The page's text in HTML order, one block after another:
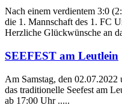
Nach einem verdientem 3:0
die 1. Mannschaft des 1. FC
Herzliche Glückwünsche an
SEEFEST am Leutlein
Am Samstag, den
das traditionelle Seefest am
ab 17:00 Uhr .....